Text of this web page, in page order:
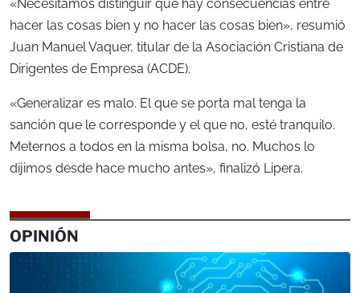
«Necesitamos distinguir que hay consecuencias entre
hacer las cosas bien y no hacer las cosas bien», resumió
Juan Manuel Vaquer, titular de la Asociación Cristiana de
Dirigentes de Empresa (ACDE).
«Generalizar es malo. El que se porta mal tenga la
sanción que le corresponde y el que no, esté tranquilo.
Meternos a todos en la misma bolsa, no. Muchos lo
dijimos desde hace mucho antes», finalizó Lipera.
OPINIÓN